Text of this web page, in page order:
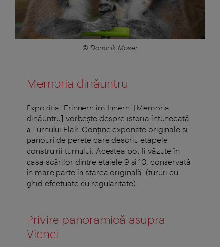
© Dominik Moser
Memoria dinăuntru
Expoziţia "Erinnern im Innern" [Memoria
dinăuntru] vorbeşte despre istoria întunecată
a Turnului Flak. Conţine exponate originale şi
panouri de perete care descriu etapele
construirii turnului. Acestea pot fi văzute în
casa scărilor dintre etajele 9 şi 10, conservată
în mare parte în starea originală. (tururi cu
ghid efectuate cu regularitate)
Privire panoramică asupra
Vienei